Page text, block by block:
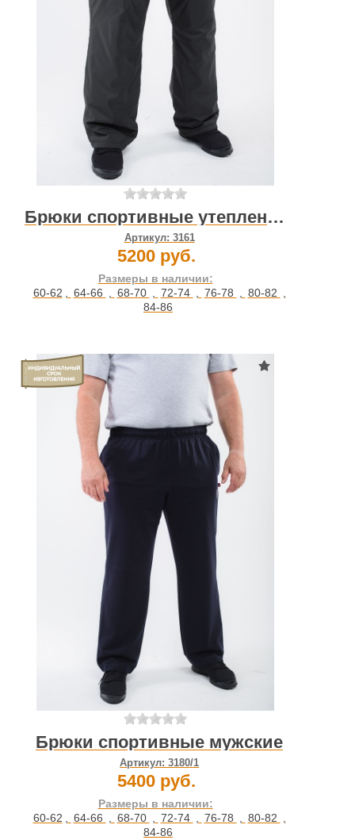
Брюки спортивные утепленные мужские
Артикул: 3161
5200 руб.
Размеры в наличии:
60-62 , 64-66 , 68-70 , 72-74 , 76-78 , 80-82 ,
84-86
Брюки спортивные мужские
Артикул: 3180/1
5400 руб.
Размеры в наличии:
60-62 , 64-66 , 68-70 , 72-74 , 76-78 , 80-82 ,
84-86